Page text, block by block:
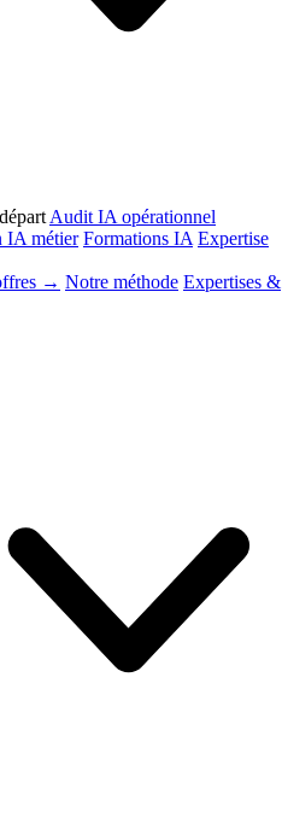
Audit IA opérationnel
IA métier Formations IA Expertise
→ Notre méthode Expertises &